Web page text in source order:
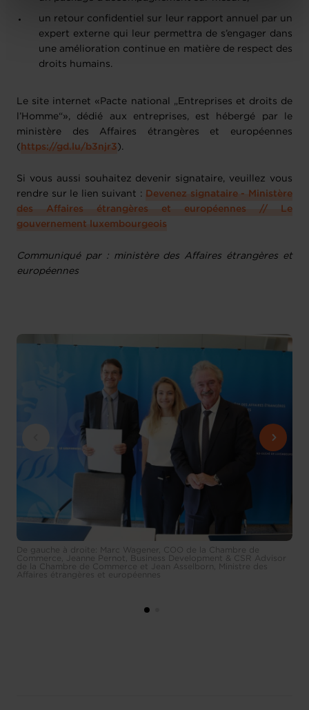
protection des données personnelles.
un retour confidentiel sur leur rapport annuel par un
expert externe qui leur permettra de s’engager dans
une amélioration continue en matière de respect des
droits humains.
Le site internet «Pacte national „Entreprises et droits de
l’Homme“», dédié aux entreprises, est hébergé par le
ministère des Affaires étrangères et européennes
( https://gd.lu/b3njr3 ).
Si vous aussi souhaitez devenir signataire, veuillez vous
rendre sur le lien suivant :
Devenez signataire - Ministère
des Affaires étrangères et européennes // Le
gouvernement luxembourgeois
Communiqué par : ministère des Affaires étrangères et
européennes
De gauche à droite: Marc Wagener, COO de la Chambre de
Commerce, Jeanne Pernot, Business Development & CSR Advisor
de la Chambre de Commerce et Jean Asselborn, Ministre des
Affaires étrangères et européennes